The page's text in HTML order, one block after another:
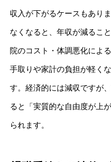
収入が下がるケースもあり
なくなると、年収が減るこ
院のコスト・体調悪化によ
手取りや家計の負担が軽く
す。経済的には減収ですが
ると「実質的な自由度が上
られます。